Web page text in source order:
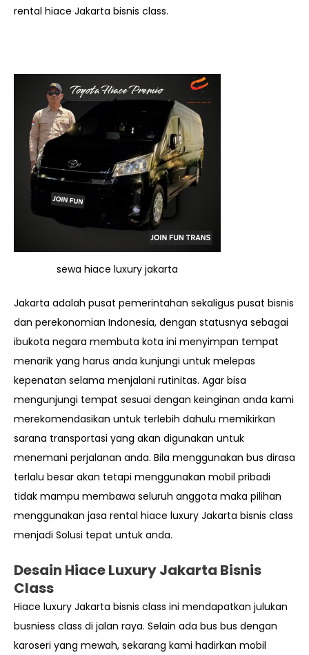
rental hiace Jakarta bisnis class.
sewa hiace luxury jakarta
Jakarta adalah pusat pemerintahan sekaligus pusat bisnis
dan perekonomian Indonesia, dengan statusnya sebagai
ibukota negara membuta kota ini menyimpan tempat
menarik yang harus anda kunjungi untuk melepas
kepenatan selama menjalani rutinitas. Agar bisa
mengunjungi tempat sesuai dengan keinginan anda kami
merekomendasikan untuk terlebih dahulu memikirkan
sarana transportasi yang akan digunakan untuk
menemani perjalanan anda. Bila menggunakan bus dirasa
terlalu besar akan tetapi menggunakan mobil pribadi
tidak mampu membawa seluruh anggota maka pilihan
menggunakan jasa rental hiace luxury Jakarta bisnis class
menjadi Solusi tepat untuk anda.
Desain Hiace Luxury Jakarta Bisnis
Class
Hiace luxury Jakarta bisnis class ini mendapatkan julukan
busniess class di jalan raya. Selain ada bus bus dengan
karoseri yang mewah, sekarang kami hadirkan mobil